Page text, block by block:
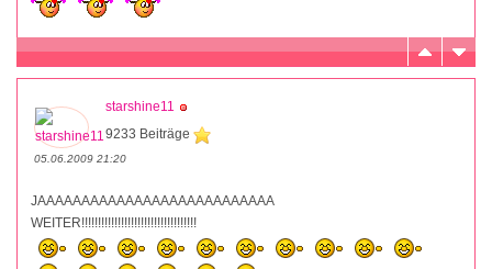
starshine11
9233 Beiträge
05.06.2009 21:20
JAAAAAAAAAAAAAAAAAAAAAAAAAAA
WEITER!!!!!!!!!!!!!!!!!!!!!!!!!!!!!!!!!!!